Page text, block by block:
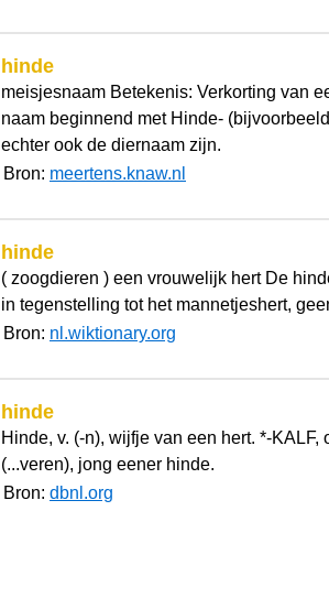
hinde
meisjesnaam Betekenis: Verkorting van
naam beginnend met Hinde-
echter ook de diernaam zijn.
Bron: meertens.knaw.nl
hinde
( zoogdieren ) een vrouwelijk hert De
in tegenstelling tot het mannetjeshert,
Bron: nl.wiktionary.org
hinde
Hinde, v. (-n), wijfje van een hert. *-KALF,
(...veren), jong eener hinde.
Bron: dbnl.org